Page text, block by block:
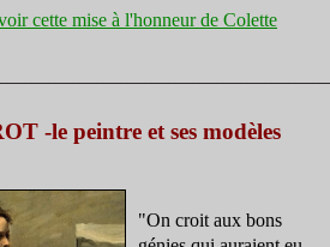
cette mise à l'honneur de Colette
-le peintre et ses modèles
"On croit aux bons